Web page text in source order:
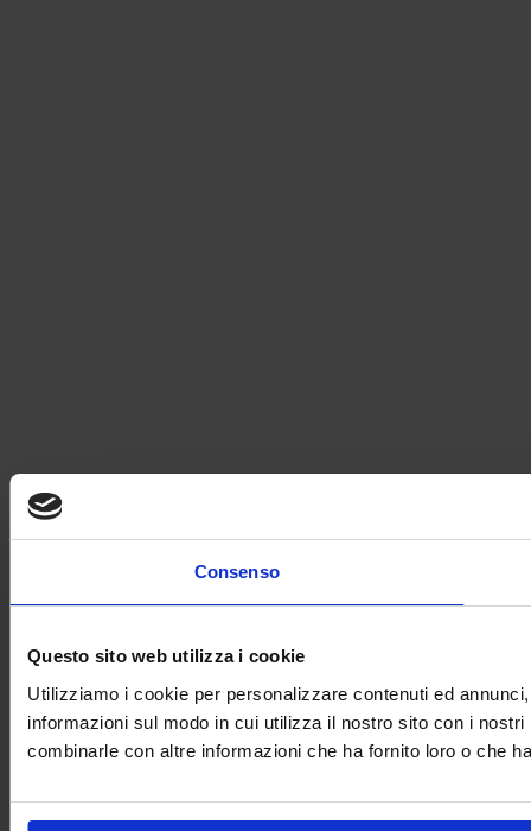
Consenso
Questo sito web utilizza i cookie
Utilizziamo i cookie per personalizzare contenuti ed
informazioni sul modo in cui utilizza il nostro sito con i
combinarle con altre informazioni che ha fornito loro o che